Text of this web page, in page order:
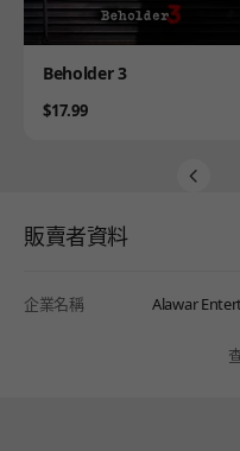
Product
Beholder 3
Price
$17.99
販賣者資料
企業名稱 Alawar